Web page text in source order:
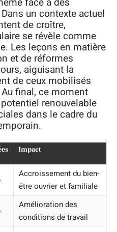
un contexte actuel
de croître,
se révèle comme
Les leçons en matière
et de réformes
aiguisant la
de ceux mobilisés
final, ce moment
renouvelable
dans le cadre du
Impact
Accroissement du bien-
être ouvrier et familiale
Amélioration des
conditions de travail